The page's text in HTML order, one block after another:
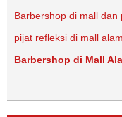
Barbershop di mall dan
pijat refleksi di mall
Barbershop di Mall